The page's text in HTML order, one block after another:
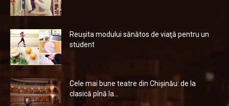
Reuşita modului sănătos de viaţă pentru un
student
Cele mai bune teatre din Chişinău: de la
clasică pînă la...